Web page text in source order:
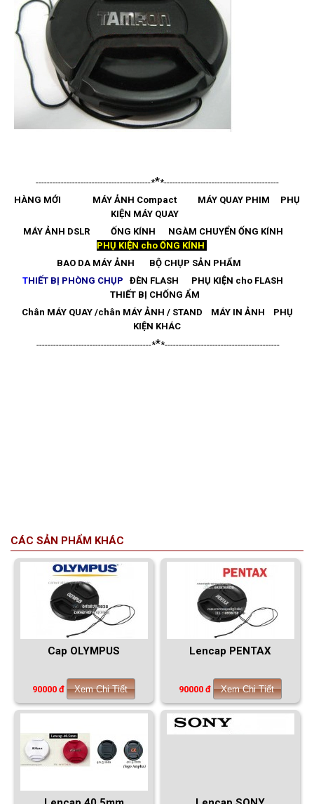
-----------------------------------------***-----------------------------------------
HÀNG MỚI
MÁY ẢNH Compact MÁY QUAY PHIM
PHỤ
KIỆN MÁY QUAY
MÁY ẢNH DSLR
ỐNG KÍNH
NGÀM CHUYỂN ỐNG KÍNH
PHỤ KIỆN cho ỐNG KÍNH
BAO DA MÁY ẢNH
BỘ CHỤP SẢN PHẨM
THIẾT BỊ PHÒNG CHỤP ĐÈN FLASH
PHỤ KIỆN cho FLASH
THIẾT BỊ CHỐNG ẨM
Chân MÁY QUAY /chân MÁY ẢNH / STAND
MÁY IN ẢNH
PHỤ
KIỆN KHÁC
-----------------------------------------***-----------------------------------------
CÁC SẢN PHẨM KHÁC
Cap OLYMPUS
90000 đ Xem Chi Tiết
Lencap PENTAX
90000 đ Xem Chi Tiết